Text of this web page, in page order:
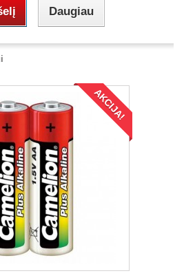
Daugiau
AKCIJA!